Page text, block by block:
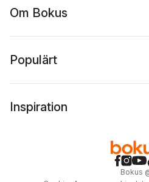
Om Bokus
Populärt
Inspiration
Bokus